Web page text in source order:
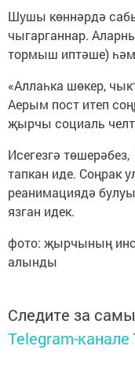
Шушы көннәрдә
чыгарганнар.
тормыш иптәше)
«Аллаһка шөкер,
Аерым пост итеп
җырчы социаль
Исегезгә
тапкан иде. Соңрак
реанимациядә
язган идек.
фото: җырчының
алынды
Следите за
Telegram-канале